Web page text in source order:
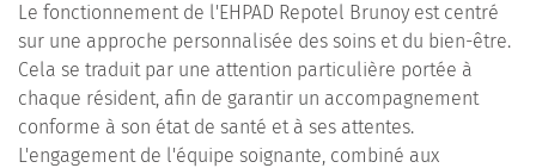
Le fonctionnement de l'EHPAD Repotel Brunoy est centré
sur une approche personnalisée des soins et du bien-être.
Cela se traduit par une attention particulière portée à
chaque résident, afin de garantir un accompagnement
conforme à son état de santé et à ses attentes.
L'engagement de l'équipe soignante, combiné aux